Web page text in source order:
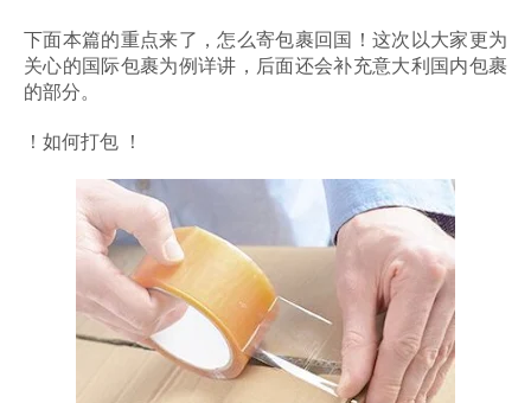
下面本篇的重点来了，怎么寄包裹回国！这次以大家更为
关心的国际包裹为例详讲，后面还会补充意大利国内包裹
的部分。
！如何打包 ！